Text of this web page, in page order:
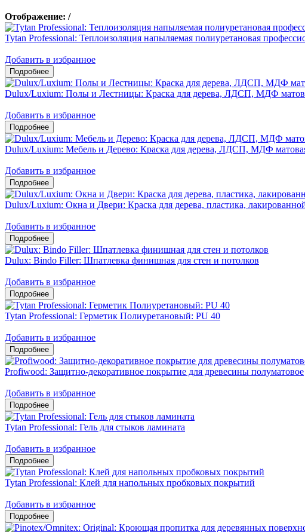
Отображение: /
Tytan Professional: Теплоизоляция напыляемая полиуретановая
Добавить в избранное
Dulux/Luxium: Полы и Лестницы: Краска для дерева, ЛДСП, МДФ
Добавить в избранное
Dulux/Luxium: Мебель и Дерево: Краска для дерева, ЛДСП, МДФ
Добавить в избранное
Dulux/Luxium: Окна и Двери: Краска для дерева, пластика,
Добавить в избранное
Dulux: Bindo Filler: Шпатлевка финишная для стен и потолков
Добавить в избранное
Tytan Professional: Герметик Полиуретановый: PU 40
Добавить в избранное
Profiwood: Защитно-декоративное покрытие для древесины полуматовое
Добавить в избранное
Tytan Professional: Гель для стыков ламината
Добавить в избранное
Tytan Professional: Клей для напольных пробковых покрытий
Добавить в избранное